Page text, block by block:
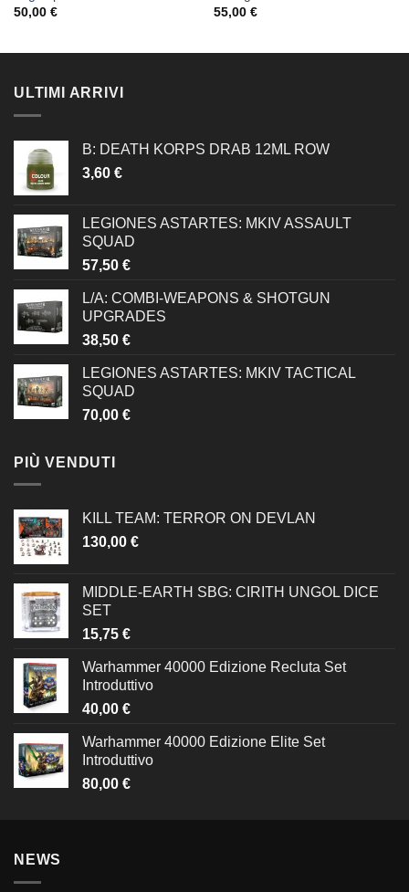
50,00 €
55,00 €
ULTIMI ARRIVI
B: DEATH KORPS DRAB 12ML ROW
3,60 €
LEGIONES ASTARTES: MKIV ASSAULT
SQUAD
57,50 €
L/A: COMBI-WEAPONS & SHOTGUN
UPGRADES
38,50 €
LEGIONES ASTARTES: MKIV TACTICAL
SQUAD
70,00 €
PIÙ VENDUTI
KILL TEAM: TERROR ON DEVLAN
130,00 €
MIDDLE-EARTH SBG: CIRITH UNGOL DICE
SET
15,75 €
Warhammer 40000 Edizione Recluta Set
Introduttivo
40,00 €
Warhammer 40000 Edizione Elite Set
Introduttivo
80,00 €
NEWS